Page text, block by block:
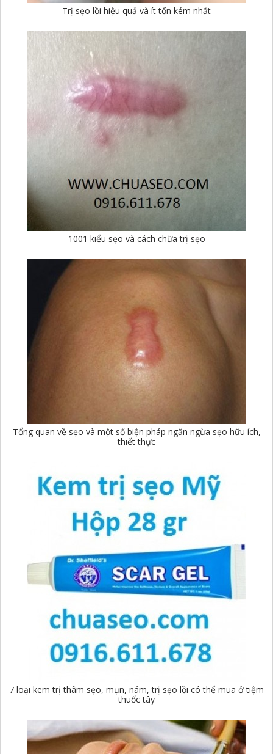
Trị sẹo lồi hiệu quả và ít tốn kém nhất
1001 kiểu sẹo và cách chữa trị sẹo
Tổng quan về sẹo và một số biện pháp ngăn ngừa sẹo hữu ích,
thiết thực
7 loại kem trị thâm sẹo, mụn, nám, trị sẹo lồi có thể mua ở tiệm
thuốc tây